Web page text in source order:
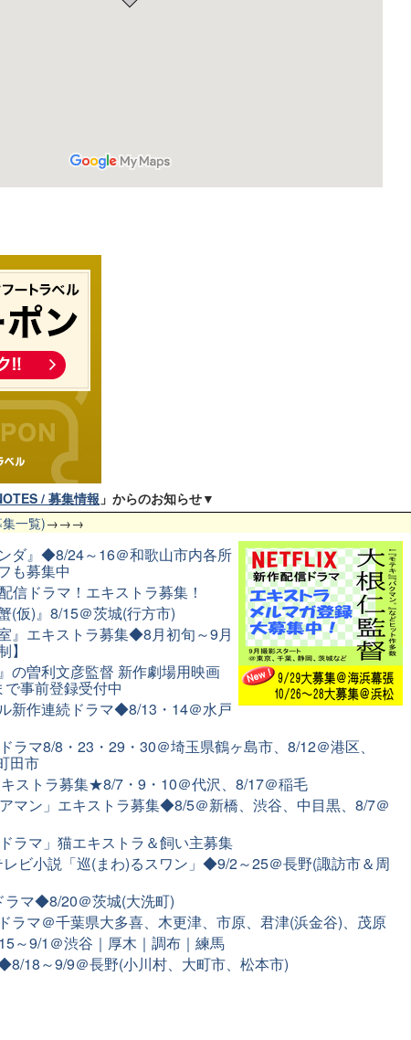
/ 募集情報 」からのお知らせ▼
一覧)→→→
ダ』◆8/24～16＠和歌山市内各所
も募集中
信ドラマ！エキストラ募集！
(仮)』8/15＠茨城(行方市)
』エキストラ募集◆8月初旬～9月
の曽利文彦監督 新作劇場用映画
事前登録受付中
新作連続ドラマ◆8/13・14＠水戸
ラマ8/8・23・29・30＠埼玉県鶴ヶ島市、8/12＠港区、
田市
ストラ募集★8/7・9・10＠代沢、8/17＠稲毛
マン」エキストラ募集◆8/5＠新橋、渋谷、中目黒、8/7＠
ラマ」猫エキストラ＆飼い主募集
ビ小説「巡(まわ)るスワン」◆9/2～25＠長野(諏訪市＆周
ラマ◆8/20＠茨城(大洗町)
ラマ＠千葉県大多喜、木更津、市原、君津(浜金谷)、茂原
～9/1＠渋谷｜厚木｜調布｜練馬
18～9/9＠長野(小川村、大町市、松本市)